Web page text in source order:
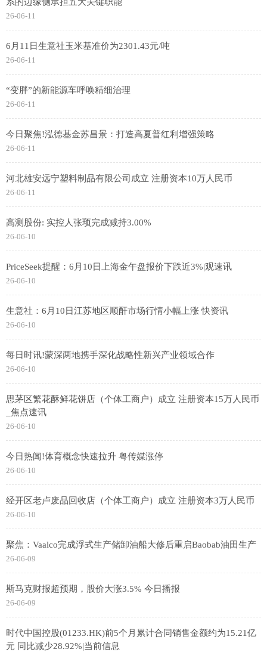
26-06-11
6月11日生意社玉米基准价为2301.43元/吨
26-06-11
“变胖”的新能源车呼唤精细治理
26-06-11
今日聚焦!泓德基金苏昌景：打造高夏普红利增强策略
26-06-11
河北雄安远宁塑料制品有限公司成立 注册资本10万人民币
26-06-11
高测股份: 实控人张顼完成减持3.00%
26-06-10
PriceSeek提醒：6月10日上海金午盘报价下跌近3%|观速讯
26-06-10
生意社：6月10日江苏地区顺酐市场行情小幅上涨 快资讯
26-06-10
每日时讯!蒙深两地携手深化战略性新兴产业领域合作
26-06-10
思茅区繁花酥鲜花饼店（个体工商户）成立 注册资本15万人民币
_焦点速讯
26-06-10
今日热闻!体育概念快速拉升 粤传媒涨停
26-06-10
经开区老卢废品回收店（个体工商户）成立 注册资本3万人民币
26-06-10
聚焦：Vaalco完成浮式生产储卸油船大修后重启Baobab油田生产
26-06-09
斯马克财报超预期，股价大涨3.5% 今日播报
26-06-09
时代中国控股(01233.HK)前5个月累计合同销售金额约为15.21亿
元 同比减少28.92%|当前信息